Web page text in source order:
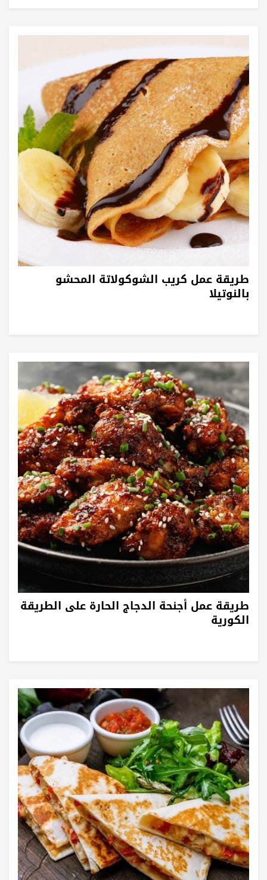
طريقة عمل كريب الشوكولاتة المحشو
بالنوتيلا
طريقة عمل أجنحة الدجاج الحارة على الطريقة
الكورية